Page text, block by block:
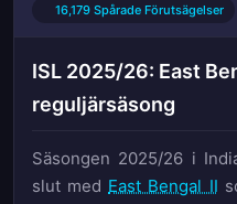
16,179 Spårade Förutsägelser
ISL 2025/26: East
reguljärsäsong
Säsongen 2025/26 i
slut med East Bengal II